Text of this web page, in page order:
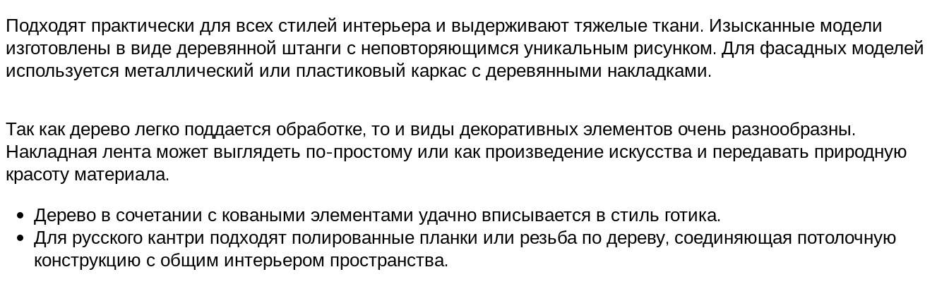
Подходят практически для всех стилей интерьера и выдерживают тяжелые ткани. Изысканные модели
изготовлены в виде деревянной штанги с неповторяющимся уникальным рисунком. Для фасадных моделей
используется металлический или пластиковый каркас с деревянными накладками.
Так как дерево легко поддается обработке, то и виды декоративных элементов очень разнообразны.
Накладная лента может выглядеть по-простому или как произведение искусства и передавать природную
красоту материала.
Дерево в сочетании с коваными элементами удачно вписывается в стиль готика.
Для русского кантри подходят полированные планки или резьба по дереву, соединяющая потолочную
конструкцию с общим интерьером пространства.